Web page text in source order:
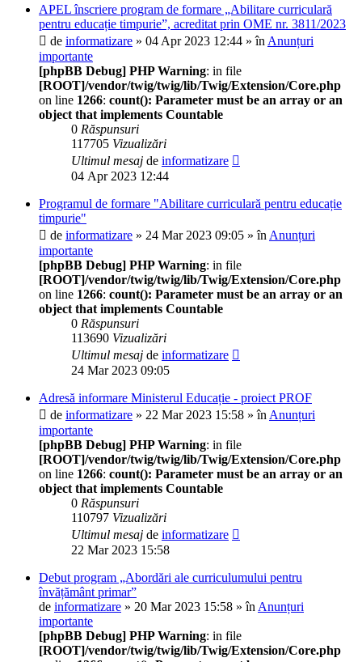
APEL înscriere program de formare „Abilitare curriculară
pentru educație timpurie”, acreditat prin OME nr. 3811/2023
de informatizare » 04 Apr 2023 12:44 » în Anunțuri
importante
[phpBB Debug] PHP Warning: in file
[ROOT]/vendor/twig/twig/lib/Twig/Extension/Core.php
on line 1266: count(): Parameter must be an array or an
object that implements Countable
0 Răspunsuri
117705 Vizualizări
Ultimul mesaj de informatizare
04 Apr 2023 12:44
Programul de formare "Abilitare curriculară pentru educație
timpurie"
de informatizare » 24 Mar 2023 09:05 » în Anunțuri
importante
[phpBB Debug] PHP Warning: in file
[ROOT]/vendor/twig/twig/lib/Twig/Extension/Core.php
on line 1266: count(): Parameter must be an array or an
object that implements Countable
0 Răspunsuri
113690 Vizualizări
Ultimul mesaj de informatizare
24 Mar 2023 09:05
Adresă informare Ministerul Educație - proiect PROF
de informatizare » 22 Mar 2023 15:58 » în Anunțuri
importante
[phpBB Debug] PHP Warning: in file
[ROOT]/vendor/twig/twig/lib/Twig/Extension/Core.php
on line 1266: count(): Parameter must be an array or an
object that implements Countable
0 Răspunsuri
110797 Vizualizări
Ultimul mesaj de informatizare
22 Mar 2023 15:58
Debut program „Abordări ale curriculumului pentru
învățământ primar”
de informatizare » 20 Mar 2023 15:58 » în Anunțuri
importante
[phpBB Debug] PHP Warning: in file
[ROOT]/vendor/twig/twig/lib/Twig/Extension/Core.php